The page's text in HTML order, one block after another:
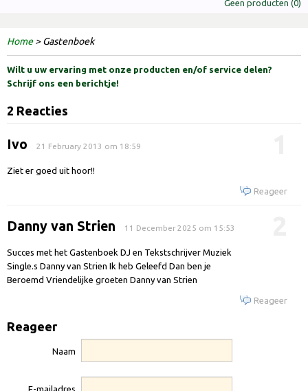
Geen producten (0)
Home> Gastenboek
Wilt u uw ervaring met onze producten en/of service delen?
Schrijf ons een berichtje!
2 Reacties
Ivo 21 February 2013 om 18:59
Ziet er goed uit hoor!!
Reageer
Danny van Strien 11 December 2025 om 15:53
Succes met het Gastenboek DJ en Tekstschrijver Muziek
Single.s Danny van Strien Ik heb Geleefd Dan ben je
Beroemd Vriendelijke groeten Danny van Strien
Reageer
Reageer
Naam
E-mailadres